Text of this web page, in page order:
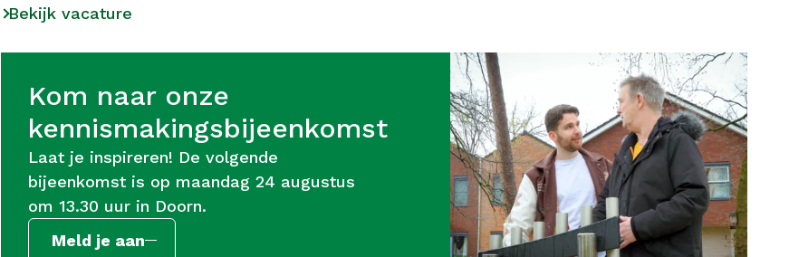
Bekijk vacature
Kom naar onze
kennismakingsbijeenkomst
Laat je inspireren! De volgende
bijeenkomst is op maandag 24 augustus
om 13.30 uur in Doorn.
Meld je aan